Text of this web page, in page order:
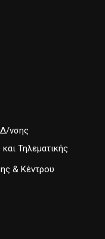
νσης
Τηλεματικής
& Κέντρου